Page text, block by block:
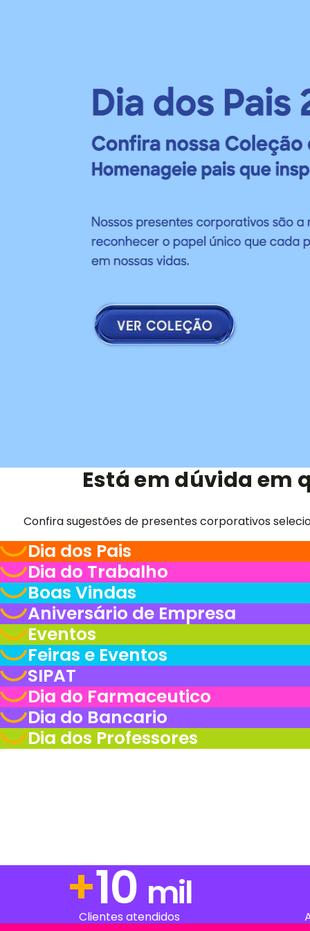
Está em dúvida em
Confira sugestões de presentes corporativos
Dia dos Pais
Dia do Trabalho
Boas Vindas
Aniversário de Empresa
Eventos
Feiras e Eventos
SIPAT
Dia do Farmaceutico
Dia do Bancario
Dia dos Professores
+13 mil
Clientes atendidos